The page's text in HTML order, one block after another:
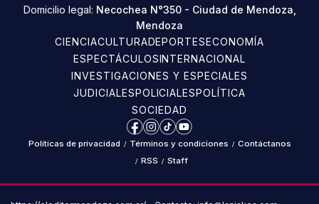
Domicilio legal: Necochea N°350 - Ciudad de Mendoza,
Mendoza
CIENCIACULTURADEPORTESECONOMÍA
ESPECTÁCULOSINTERNACIONAL
INVESTIGACIONES Y ESPECIALES
JUDICIALESPOLICIALESPOLÍTICA
SOCIEDAD
Facebook
Instagram
TikTokYouTube
Políticas de privacidad / Términos y condiciones / Contáctanos
/ RSS / Staff